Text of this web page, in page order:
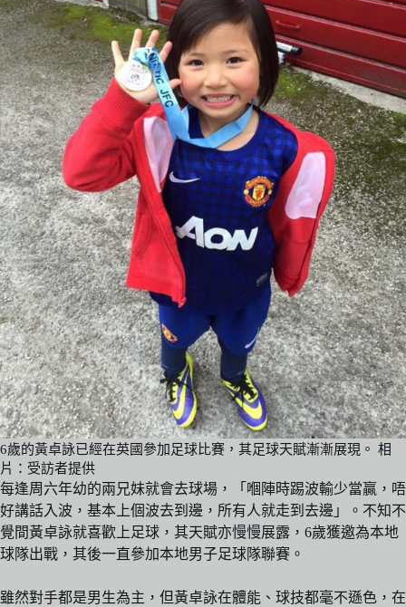
6歲的黃卓詠已經在英國參加足球比賽，其足球天賦漸漸展現。 相
片：受訪者提供
每逢周六年幼的兩兄妹就會去球場，「嗰陣時踢波輸少當贏，唔
好講話入波，基本上個波去到邊，所有人就走到去邊」。不知不
覺間黃卓詠就喜歡上足球，其天賦亦慢慢展露，6歲獲邀為本地
球隊出戰，其後一直參加本地男子足球隊聯賽。
雖然對手都是男生為主，但黃卓詠在體能、球技都毫不遜色，在